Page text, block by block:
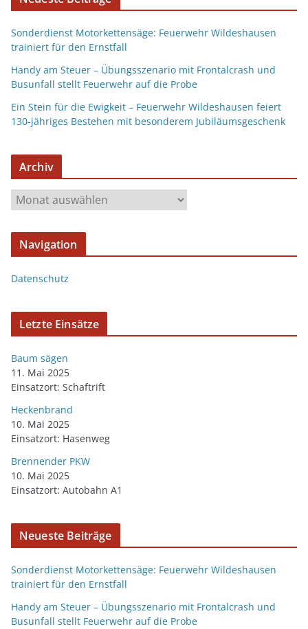
Sonderdienst Motorkettensäge: Feuerwehr Wildeshausen
trainiert für den Ernstfall
Handy am Steuer – Übungsszenario mit Frontalcrash und
Busunfall stellt Feuerwehr auf die Probe
Ein Stein für die Ewigkeit – Feuerwehr Wildeshausen feiert
130-jähriges Bestehen mit besonderem Jubiläumsgeschenk
Archiv
Navigation
Datenschutz
Letzte Einsätze
Baum sägen
11. Mai 2025
Einsatzort: Schaftrift
Heckenbrand
10. Mai 2025
Einsatzort: Hasenweg
Brennender PKW
10. Mai 2025
Einsatzort: Autobahn A1
Neueste Beiträge
Sonderdienst Motorkettensäge: Feuerwehr Wildeshausen
trainiert für den Ernstfall
Handy am Steuer – Übungsszenario mit Frontalcrash und
Busunfall stellt Feuerwehr auf die Probe